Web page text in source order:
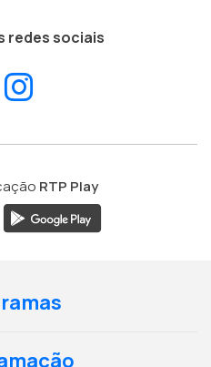
redes sociais
Facebook
RTP Play